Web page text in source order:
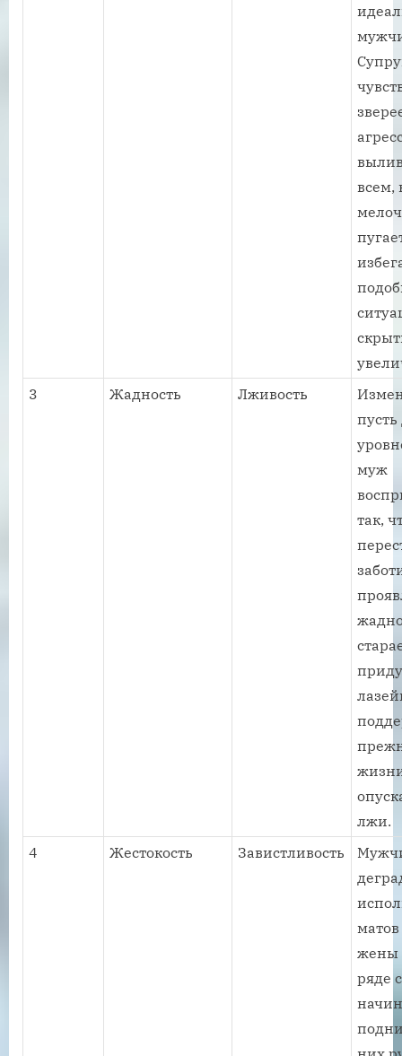
всем,
3
Жадность Лживость
муж
так,
лжи.
4
Жестокость Завистливость
жены
ряде